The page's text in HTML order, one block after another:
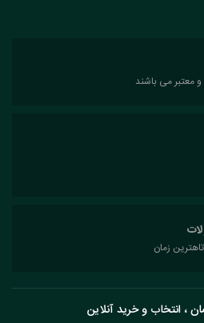
معتبر می باشند
زمان
، انتخاب و خرید آنلاین